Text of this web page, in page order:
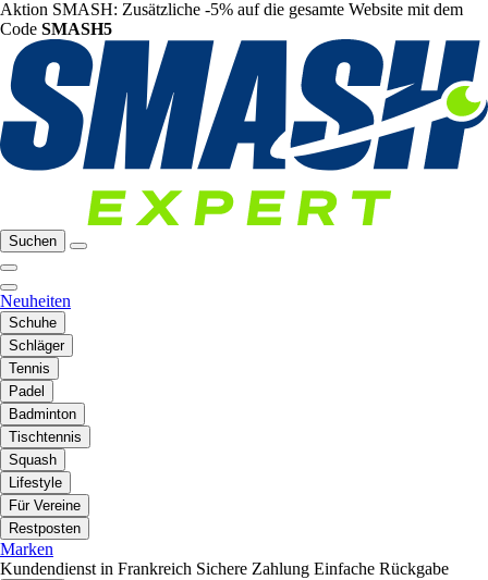
Aktion SMASH: Zusätzliche -5% auf die gesamte Website mit dem
Code SMASH5
Suchen
Neuheiten
Schuhe
Schläger
Tennis
Padel
Badminton
Tischtennis
Squash
Lifestyle
Für Vereine
Restposten
Marken
Kundendienst in Frankreich Sichere Zahlung Einfache Rückgabe